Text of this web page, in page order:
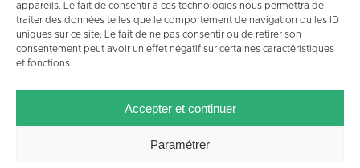
appareils. Le fait de consentir à ces technologies nous permettra de
traiter des données telles que le comportement de navigation ou les ID
uniques sur ce site. Le fait de ne pas consentir ou de retirer son
consentement peut avoir un effet négatif sur certaines caractéristiques
et fonctions.
Accepter et continuer
Paramétrer
PLAN DU SITE
MENTIONS LÉGALES
CRÉDITS POLITIQUE DE COOKIES (UE)